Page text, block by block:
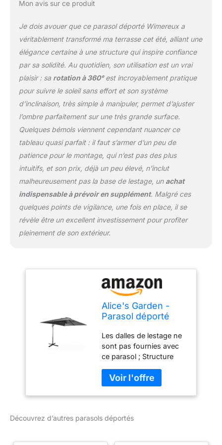
Mon avis sur ce produit
Je dois avouer que ce parasol déporté Wimereux a
véritablement transformé ma terrasse cet été, alliant une
élégance certaine à une structure qui inspire confiance
par sa solidité. Au quotidien, son utilisation est un vrai
plaisir : sa rotation à 360°est incroyablement pratique
pour suivre le soleil sans effort et son système
d’inclinaison, très simple à manipuler, permet d’ajuster
l’ombre parfaitement sur une très grande surface.
Quelques bémols viennent cependant nuancer ce
tableau quasi parfait : il faut s’armer d’un peu de
patience pour le montage, qui n’est pas des plus
intuitifs, et son prix, déjà un peu élevé, n’inclut
malheureusement pas la base de lestage, un achat
indispensable à prévoir en supplément. Malgré ces
quelques points de vigilance, une fois en place, il se
révèle être un excellent investissement pour profiter
pleinement de son extérieur.
Alice's Garden -
Parasol déporté
m - Wimereux -
Gris - Parasol
excentré inclinable
dans 5 positions.
rotatif à 360°.
Les dalles de lestage ne
sont pas fournies avec
ce parasol ; Structure
peinture anthracite. Mât
ovalisé, afin d'optimiser
le coulissement de la
déperlante et très dense
protection incluse
Découvrez d’autres parasols déportés